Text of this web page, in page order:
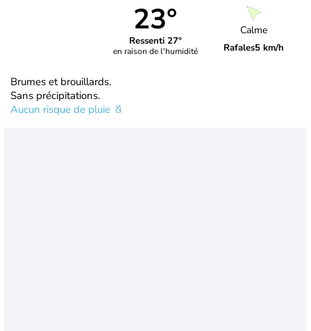
23°
Ressenti 27°
en raison de l'humidité
Calme
Rafales5 km/h
Brumes et brouillards.
Sans précipitations.
Aucun risque de pluie